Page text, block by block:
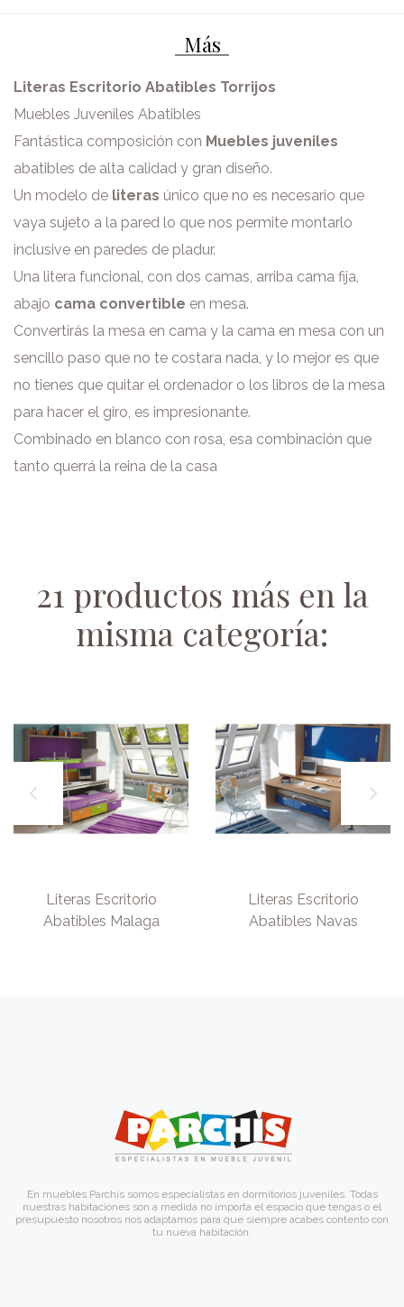
Más
Literas Escritorio Abatibles Torrijos
Muebles Juveniles Abatibles
Fantástica composición con Muebles juveniles
abatibles de alta calidad y gran diseño.
Un modelo de literas único que no es necesario que
vaya sujeto a la pared lo que nos permite montarlo
inclusive en paredes de pladur.
Una litera funcional, con dos camas, arriba cama fija,
abajo cama convertible en mesa.
Convertirás la mesa en cama y la cama en mesa con un
sencillo paso que no te costara nada, y lo mejor es que
no tienes que quitar el ordenador o los libros de la mesa
para hacer el giro, es impresionante.
Combinado en blanco con rosa, esa combinación que
tanto querrá la reina de la casa
21 productos más en la
misma categoría:
Literas Escritorio
Abatibles Malaga
Literas Escritorio
Abatibles Navas
En muebles Parchis somos especialistas en dormitorios juveniles. Todas
nuestras habitaciones son a medida no importa el espacio que tengas o el
presupuesto nosotros nos adaptamos para que siempre acabes contento con
tu nueva habitación.